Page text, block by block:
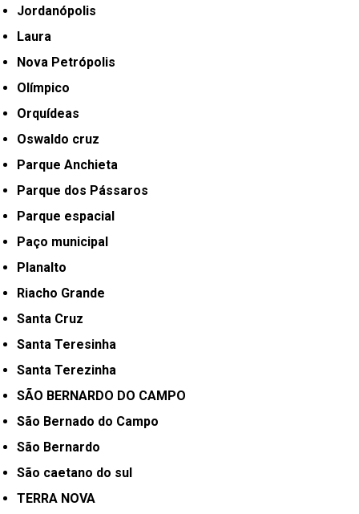
Jordanópolis
Laura
Nova Petrópolis
Olímpico
Orquídeas
Oswaldo cruz
Parque Anchieta
Parque dos Pássaros
Parque espacial
Paço municipal
Planalto
Riacho Grande
Santa Cruz
Santa Teresinha
Santa Terezinha
SÃO BERNARDO DO CAMPO
São Bernado do Campo
São Bernardo
São caetano do sul
TERRA NOVA